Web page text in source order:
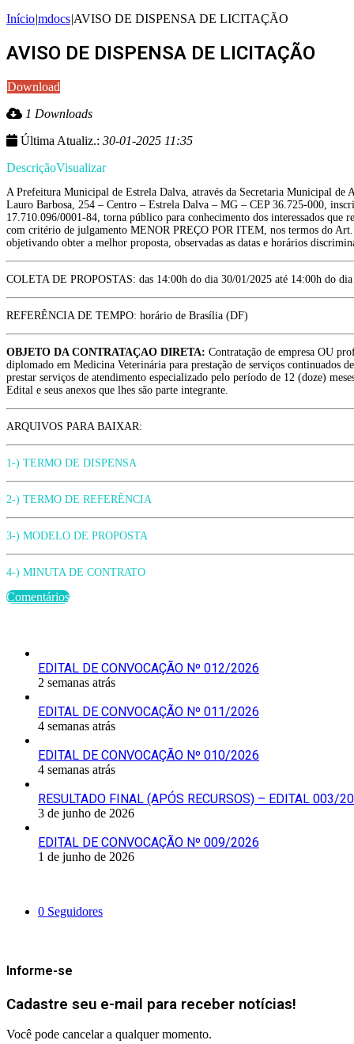
Início|mdocs|AVISO DE DISPENSA DE LICITAÇÃO
AVISO DE DISPENSA DE LICITAÇÃO
Download
1 Downloads
Última Atualiz.: 30-01-2025 11:35
DescriçãoVisualizar
A Prefeitura Municipal de Estrela Dalva, através da Secretaria Municipal de
Lauro Barbosa, 254 – Centro – Estrela Dalva – MG – CEP 36.725-000,
17.710.096/0001-84, torna público para conhecimento dos interessados que
com critério de julgamento MENOR PREÇO POR ITEM, nos termos do
objetivando obter a melhor proposta, observadas as datas e horários
COLETA DE PROPOSTAS: das 14:00h do dia 30/01/2025 até 14:00h do
REFERÊNCIA DE TEMPO: horário de Brasília (DF)
OBJETO DA CONTRATAÇAO DIRETA: Contratação de empresa OU
diplomado em Medicina Veterinária para prestação de serviços continuados
prestar serviços de atendimento especializado pelo período de 12 (doze)
Edital e seus anexos que lhes são parte integrante.
ARQUIVOS PARA BAIXAR:
1-) TERMO DE DISPENSA
2-) TERMO DE REFERÊNCIA
3-) MODELO DE PROPOSTA
4-) MINUTA DE CONTRATO
Comentários
EDITAL DE CONVOCAÇÃO Nº 012/2026
2 semanas atrás
EDITAL DE CONVOCAÇÃO Nº 011/2026
4 semanas atrás
EDITAL DE CONVOCAÇÃO Nº 010/2026
4 semanas atrás
RESULTADO FINAL (APÓS RECURSOS) – EDITAL 003/
3 de junho de 2026
EDITAL DE CONVOCAÇÃO Nº 009/2026
1 de junho de 2026
0 Seguidores
Informe-se
Cadastre seu e-mail para receber notícias!
Você pode cancelar a qualquer momento.